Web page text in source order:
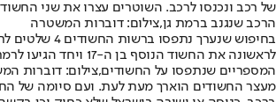
של רכב ונכנסו לרכב. השוטרים עצרו את שני החשודים, שוהים
הרכב שנגנב ברמת גן,צילום: דוברות המשטרה
לראשונה את החשוד הנוסף בן ה-17 ויחד הגיעו לרמת גן.
המספריים שנתפסו על החשודים,צילום: דוברות
מעצר החשודים הוארך מעת לעת. ועם סיומה של